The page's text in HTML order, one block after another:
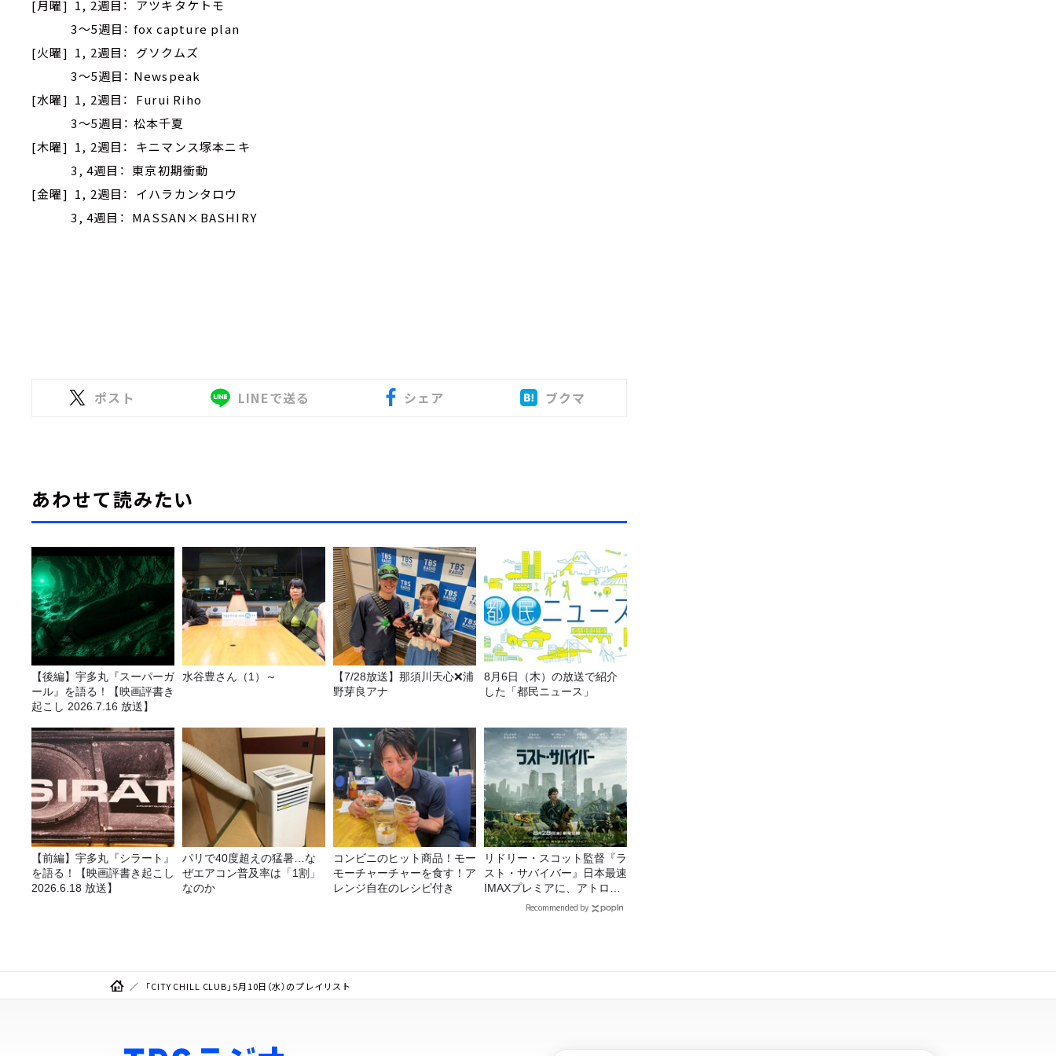
[月曜] 1, 2週目： アツキタケトモ
3～5週目： fox capture plan
[火曜] 1, 2週目： グソクムズ
3～5週目： Newspeak
[水曜] 1, 2週目： Furui Riho
3～5週目： 松本千夏
[木曜] 1, 2週目： キニマンス塚本ニキ
3, 4週目： 東京初期衝動
[金曜] 1, 2週目： イハラカンタロウ
3, 4週目： MASSAN×BASHIRY
ポスト LINEで送る シェア ブクマ
あわせて読みたい
【後編】宇多丸『スーパーガ
ール』を語る！【映画評書き
起こし 2026.7.16 放送】
水谷豊さん（1）～
【7/28放送】那須川天心❌浦
野芽良アナ
8月6日（木）の放送で紹介
した「都民ニュース」
【前編】宇多丸『シラート』
を語る！【映画評書き起こし
2026.6.18 放送】
パリで40度超えの猛暑…な
ぜエアコン普及率は「1割」
なのか
コンビニのヒット商品！モー
モーチャーチャーを食す！ア
レンジ自在のレシピ付き
リドリー・スコット監督『ラ
スト・サバイバー』日本最速
IMAXプレミアに、アトロク
リスナー60名をご招待！
Recommended by
「CITY CHILL CLUB」5月10日（水）のプレイリスト